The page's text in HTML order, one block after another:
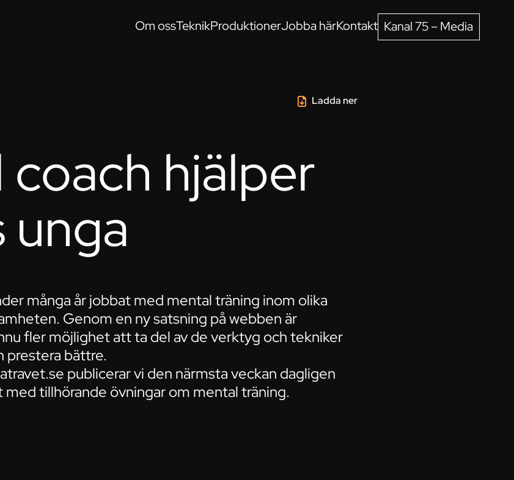
Om ossTeknikProduktionerJobba härKontakt Kanal 75 – Media
Ladda ner
hjälper
många år jobbat med mental träning inom olika
Genom en ny satsning på webben är
fler möjlighet att ta del av de verktyg och tekniker
prestera bättre.
publicerar vi den närmsta veckan dagligen
tillhörande övningar om mental träning.